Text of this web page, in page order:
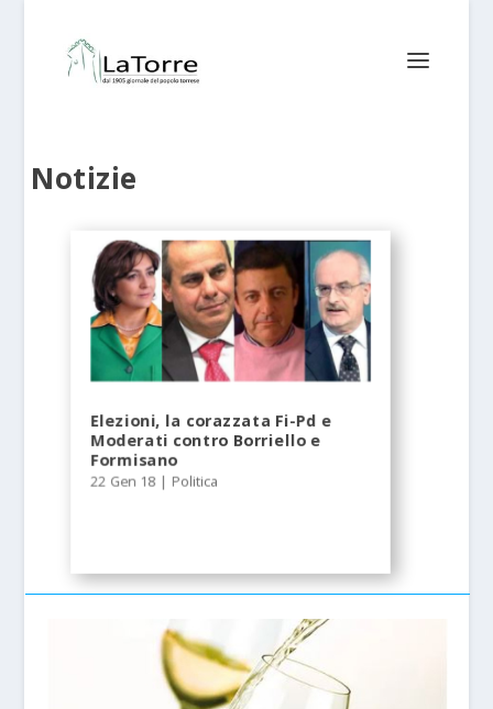
Notizie
Elezioni, la corazzata Fi-Pd e
Moderati contro Borriello e
Formisano
22 Gen 18 | Politica